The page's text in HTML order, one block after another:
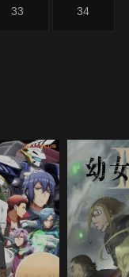
接受。
33 34